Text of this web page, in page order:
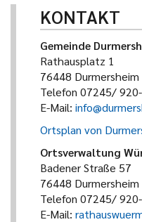
KONTAKT
Gemeinde
Rathausplatz 1
76448 Durmersheim
Telefon 07245/
E-Mail:
Ortsplan von
Ortsverwaltung
Badener Straße 57
76448 Durmersheim
Telefon 07245/
E-Mail: